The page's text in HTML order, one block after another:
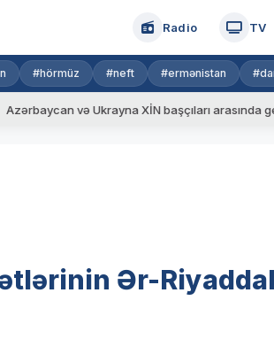
Radio TV
#hörmüz #neft #ermənistan
və Ukrayna XİN başçıları arasında geniş
Ər-